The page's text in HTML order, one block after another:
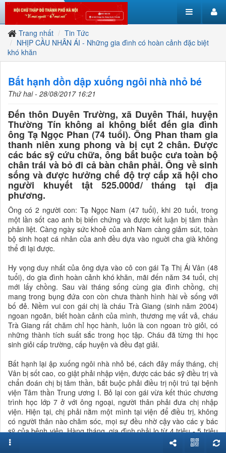
Trang nhất
Tin Tức
NHỊP CẦU NHÂN ÁI - Những gia đình có hoàn cảnh đặc biệt
khó khăn
Bất hạnh dồn dập xuống ngôi nhà nhỏ bé
Thứ hai - 28/08/2017 16:21
Đến thôn Duyên Trường, xã Duyên Thái, huyện
Thường Tín không ai không biết đến gia đình
ông Tạ Ngọc Phan (74 tuổi). Ông Phan tham gia
thanh niên xung phong và bị cụt 2 chân. Được
các bác sỹ cứu chữa, ông bắt buộc cưa toàn bộ
chân trái và bỏ đi cả bàn chân phải. Ông về sinh
sống và được hưởng chế độ trợ cấp xã hội cho
người khuyết tật 525.000đ/ tháng tại địa
phương.
Ông có 2 người con: Tạ Ngọc Nam (47 tuổi), khi 20 tuổi, trong
một lần sốt cao anh bị biến chứng và được kết luận bị tâm thần
phân liệt. Càng ngày sức khoẻ của anh Nam càng giảm sút, toàn
bộ sinh hoạt cá nhân của anh đều dựa vào nguời cha già không
thể đi lại được.
Hy vọng duy nhất của ông dựa vào cô con gái Tạ Thị Ái Vân (48
tuổi), do gia đình hoàn cảnh khó khăn, mãi đến năm 34 tuổi, chị
mới lấy chồng. Sau vài tháng sống cùng gia đình chồng, chị
mang trong bụng đứa con còn chưa thành hình hài về sống với
bố đẻ. Niềm vui con gái chị là cháu Trà Giang (sinh năm 2004)
ngoan ngoãn, biết hoàn cảnh của mình, thương mẹ vất vả, cháu
Trà Giang rất chăm chỉ học hành, luôn là con ngoan trò giỏi, có
những thành tích suất sắc trong học tập. Cháu đã từng thi học
sinh giỏi cấp trường, cấp huyện và đều đạt giải.
Bất hạnh lại ập xuống ngôi nhà nhỏ bé, cách đây mấy tháng, chị
Vân bị sốt cao, co giật phải nhập viện, được các bác sỹ điều trị và
chẩn đoán chị bị tâm thần, bắt buộc phải điều trị nội trú tại bệnh
viện Tâm thần Trung ương I. Bỏ lại con gái vừa kết thúc chương
trình học lớp 7 ở với ông ngoại, người thân phải đưa chị nhập
viện. Hiện tại, chị phải nằm một mình tại viện để điều trị, không
có người thân nào chăm sóc, mọi sự đều nhờ cậy vào các y bác
sỹ của bệnh viện. Hàng tháng, gia đình phải lo từ 4 triệu - 5 triệu
đồng để chi phí sinh hoạt, thuốc men cho chị.